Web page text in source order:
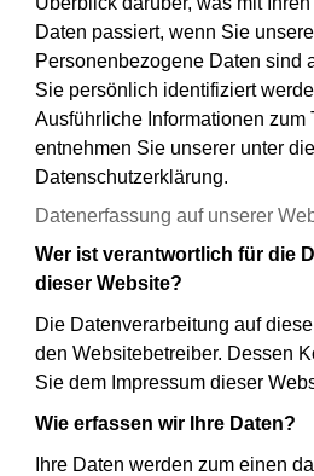
Daten passiert, wenn Sie
Personenbezogene Daten sind
Sie persönlich identifiziert
Ausführliche Informationen zum
entnehmen Sie unserer unter
Datenschutzerklärung.
Datenerfassung auf unserer
Wer ist verantwortlich für die
dieser Website?
Die Datenverarbeitung auf
den Websitebetreiber. Dessen
Sie dem Impressum dieser
Wie erfassen wir Ihre Daten?
Ihre Daten werden zum einen